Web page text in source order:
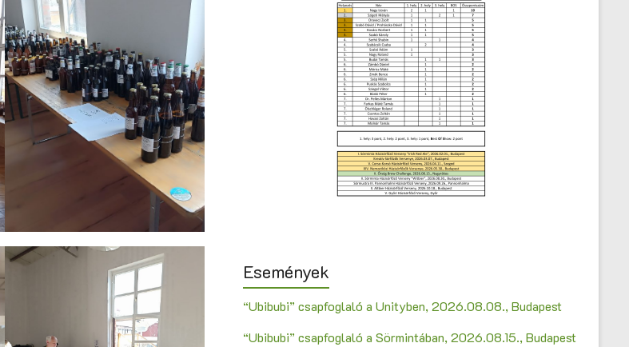
Események
“Ubibubi” csapfoglaló a Unityben, 2026.08.08., Budapest
“Ubibubi” csapfoglaló a Sörmintában, 2026.08.15., Budapest